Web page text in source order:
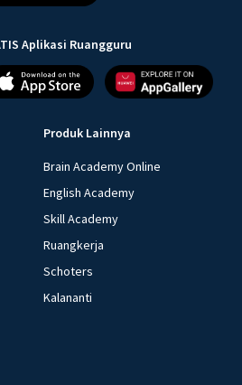
Aplikasi Ruangguru
Produk Lainnya
Brain Academy Online
English Academy
Skill Academy
Ruangkerja
Schoters
Kalananti